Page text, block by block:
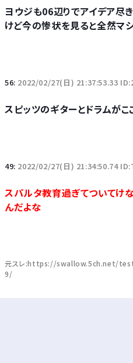
ヨウジも06辺りでアイデア尽
けど今の惨状を見ると全然マ
56: 2022/02/27(日) 21:37:53.33
スピッツのギターとドラムが
49: 2022/02/27(日) 21:34:50.74
スパルタ教育過ぎてついてけ
んだよな
元スレ:https://swallow.5ch.net/
9/